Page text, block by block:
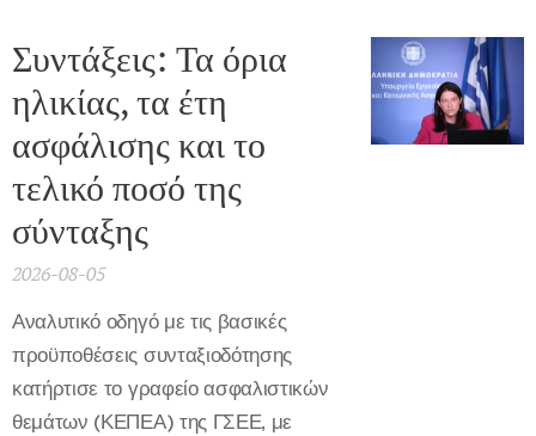
Συντάξεις: Τα όρια
ηλικίας, τα έτη
ασφάλισης και το
τελικό ποσό της
σύνταξης
2026-08-05
Αναλυτικό οδηγό με τις βασικές
προϋποθέσεις συνταξιοδότησης
κατήρτισε το γραφείο ασφαλιστικών
θεμάτων (ΚΕΠΕΑ) της ΓΣΕΕ, με